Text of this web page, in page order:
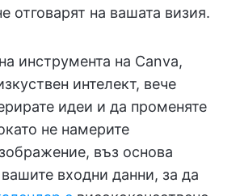
отговарят на вашата визия.
инструмента на Canva,
интелект, вече
идеи и да променяте
не намерите
въз основа
входни данни, за да